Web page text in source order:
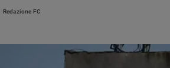
di
Redazione FC